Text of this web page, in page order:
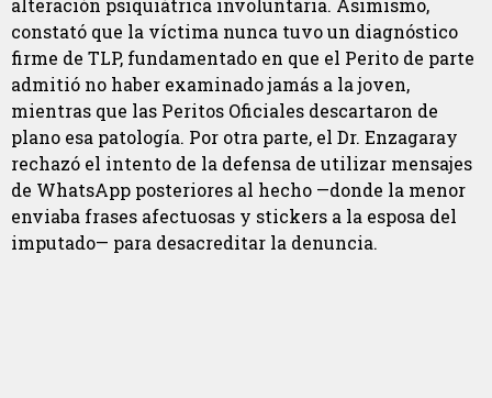
alteración psiquiátrica involuntaria. Asimismo,
constató que la víctima nunca tuvo un diagnóstico
firme de TLP, fundamentado en que el Perito de parte
admitió no haber examinado jamás a la joven,
mientras que las Peritos Oficiales descartaron de
plano esa patología. Por otra parte, el Dr. Enzagaray
rechazó el intento de la defensa de utilizar mensajes
de WhatsApp posteriores al hecho —donde la menor
enviaba frases afectuosas y stickers a la esposa del
imputado— para desacreditar la denuncia.